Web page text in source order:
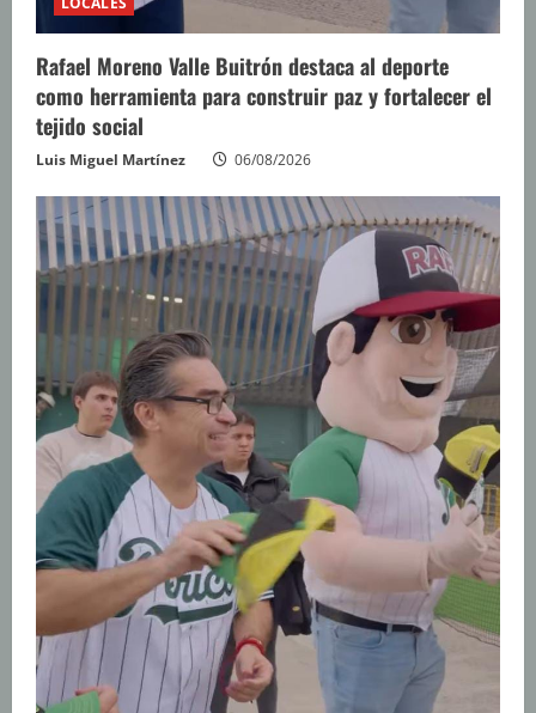
Rafael Moreno Valle Buitrón destaca al deporte
como herramienta para construir paz y fortalecer el
tejido social
Luis Miguel Martínez 06/08/2026